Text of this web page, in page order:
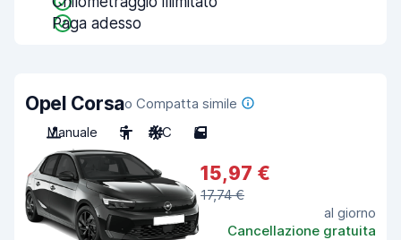
Paga adesso
Opel Corsao Compatta simile
Manuale
5 A/C 5
15,97 €
17,74 €
al giorno
Cancellazione gratuita